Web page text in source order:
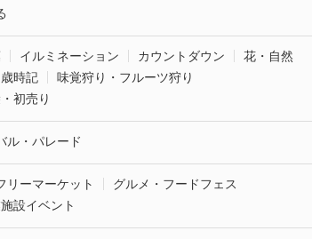
イルミネーション カウントダウン
花・自然
時記
味覚狩り・フルーツ狩り
初売り
ル・パレード
リーマーケット
グルメ・フードフェス
設イベント